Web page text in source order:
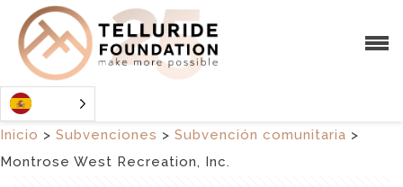
Inicio > Subvenciones > Subvención comunitaria >
Montrose West Recreation, Inc.